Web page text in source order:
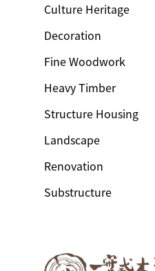
Culture Heritage
Decoration
Fine Woodwork
Heavy Timber
Structure Housing
Landscape
Renovation
Substructure